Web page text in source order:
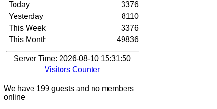
Today
Yesterday
This Week
This Month
3376
8110
3376
49836
Server Time: 2026-08-10 15:31:50
Visitors Counter
We have 199 guests and no members
online